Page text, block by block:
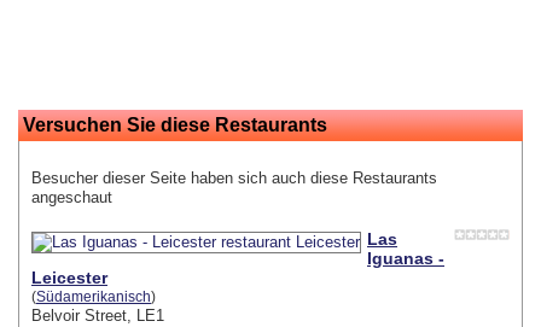
Versuchen Sie diese Restaurants
Besucher dieser Seite haben sich auch diese Restaurants
angeschaut
Las
Iguanas -
Leicester
(Südamerikanisch)
Belvoir Street, LE1